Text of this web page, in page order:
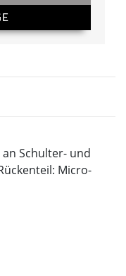
Schulter- und
Micro-